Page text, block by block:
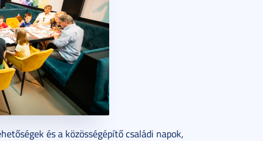
és a közösségépítő családi napok,